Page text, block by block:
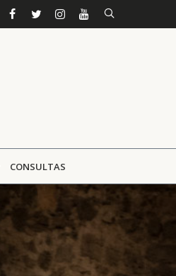
CONSULTAS